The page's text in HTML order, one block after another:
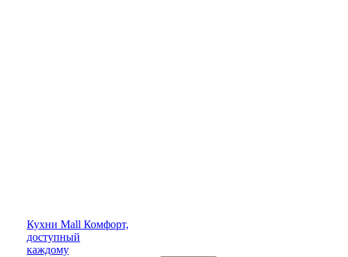
Кухни Mall Комфорт,
доступный
каждому